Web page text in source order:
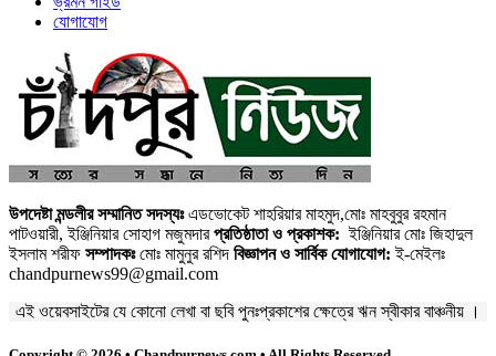
যোগাযোগ
উপদেষ্টা মন্ডলীর সম্মানিত সদস্যঃএডভোকেট শাহরিয়ার মাহমুদ,মোঃ মাহবুবুর রহমান
পাটওয়ারী, ইঞ্জিনিয়ার সোহাগ মজুমদারপ্রতিষ্ঠাতা ও প্রকাশক: ইঞ্জিনিয়ার মোঃ জিহাদুল
ইসলাম শরীফ সম্পাদকঃমোঃ মামুনুর রশিদ বিজ্ঞাপন ও সার্বিক যোগাযোগ: ই-মেইলঃ
chandpurnews99@gmail.com
এই ওয়েবসাইটের যে কোনো লেখা বা ছবি পুনঃপ্রকাশের ক্ষেত্রে ঋন স্বীকার বাঞ্চনীয় ।